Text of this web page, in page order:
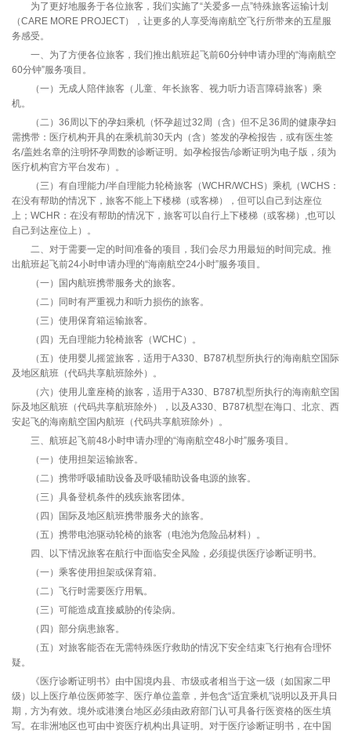
为了更好地服务于各位旅客，我们实施了“关爱多一点”特殊旅客运输计划
（CARE MORE PROJECT），让更多的人享受海南航空飞行所带来的五星服
务感受。
一、为了方便各位旅客，我们推出航班起飞前60分钟申请办理的“海南航空
60分钟”服务项目。
（一）无成人陪伴旅客（儿童、年长旅客、视力听力语言障碍旅客）乘
机。
（二）36周以下的孕妇乘机（怀孕超过32周（含）但不足36周的健康孕妇
需携带：医疗机构开具的在乘机前30天内（含）签发的孕检报告，或有医生签
名/盖姓名章的注明怀孕周数的诊断证明。如孕检报告/诊断证明为电子版，须为
医疗机构官方平台发布）。
（三）有自理能力/半自理能力轮椅旅客（WCHR/WCHS）乘机（WCHS：
在没有帮助的情况下，旅客不能上下楼梯（或客梯），但可以自己到达座位
上；WCHR：在没有帮助的情况下，旅客可以自行上下楼梯（或客梯）,也可以
自己到达座位上）。
二、对于需要一定的时间准备的项目，我们会尽力用最短的时间完成。推
出航班起飞前24小时申请办理的“海南航空24小时”服务项目。
（一）国内航班携带服务犬的旅客。
（二）同时有严重视力和听力损伤的旅客。
（三）使用保育箱运输旅客。
（四）无自理能力轮椅旅客（WCHC）。
（五）使用婴儿摇篮旅客，适用于A330、B787机型所执行的海南航空国际
及地区航班（代码共享航班除外）。
（六）使用儿童座椅的旅客，适用于A330、B787机型所执行的海南航空国
际及地区航班（代码共享航班除外），以及A330、B787机型在海口、北京、西
安起飞的海南航空国内航班（代码共享航班除外）。
三、航班起飞前48小时申请办理的“海南航空48小时”服务项目。
（一）使用担架运输旅客。
（二）携带呼吸辅助设备及呼吸辅助设备电源的旅客。
（三）具备登机条件的残疾旅客团体。
（四）国际及地区航班携带服务犬的旅客。
（五）携带电池驱动轮椅的旅客（电池为危险品材料）。
四、以下情况旅客在航行中面临安全风险，必须提供医疗诊断证明书。
（一）乘客使用担架或保育箱。
（二）飞行时需要医疗用氧。
（三）可能造成直接威胁的传染病。
（四）部分病患旅客。
（五）对旅客能否在无需特殊医疗救助的情况下安全结束飞行抱有合理怀
疑。
《医疗诊断证明书》由中国境内县、市级或者相当于这一级（如国家二甲
级）以上医疗单位医师签字、医疗单位盖章，并包含“适宜乘机”说明以及开具日
期，方为有效。境外或港澳台地区必须由政府部门认可具备行医资格的医生填
写。在非洲地区也可由中资医疗机构出具证明。对于医疗诊断证明书，在中国